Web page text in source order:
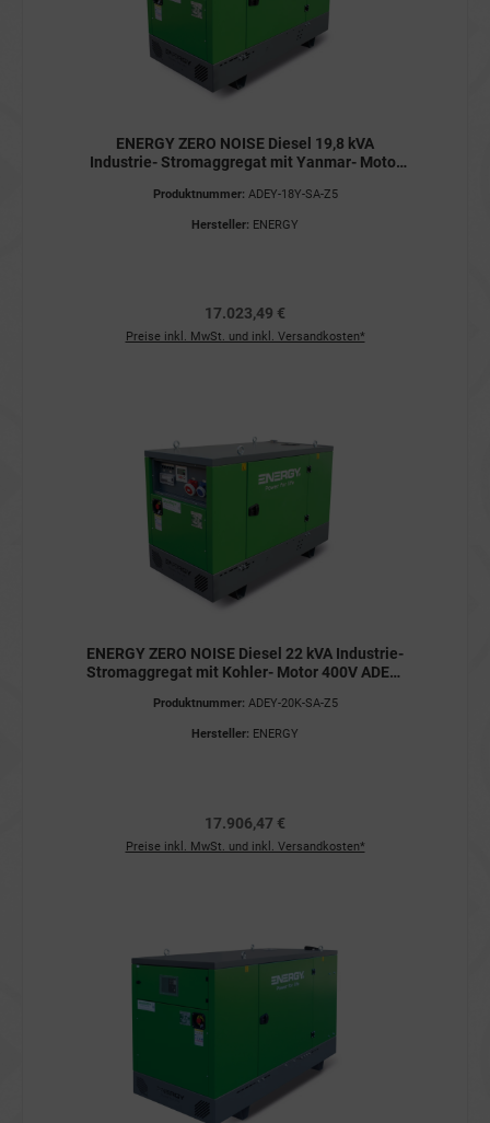
ENERGY ZERO NOISE Diesel 19,8 kVA
Industrie- Stromaggregat mit Yanmar- Motor
Stromerzeuger
Produktnummer: ADEY-18Y-SA-Z5
Hersteller: ENERGY
17.023,49 €
Preise inkl. MwSt. und inkl. Versandkosten*
ENERGY ZERO NOISE Diesel 22 kVA Industrie-
Stromaggregat mit Kohler- Motor 400V ADEY-
Produktnummer: ADEY-20K-SA-Z5
Hersteller: ENERGY
17.906,47 €
Preise inkl. MwSt. und inkl. Versandkosten*